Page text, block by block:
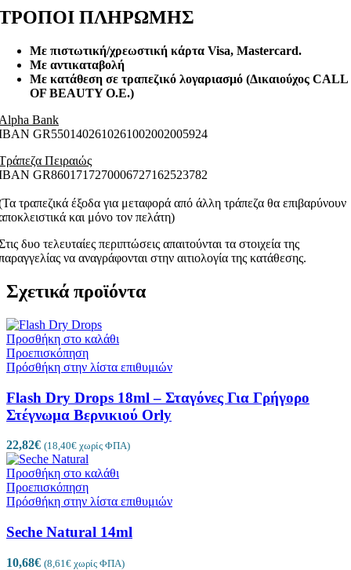
ΠΛΗΡΩΜΗΣ
Με πιστωτική/χρεωστική κάρτα Visa, Mastercard.
Με αντικαταβολή
Με κατάθεση σε τραπεζικό λογαριασμό (Δικαιούχος CALL
OF BEAUTY O.E.)
Bank
GR5501402610261002002005924
Πειραιώς
GR8601717270006727162523782
τραπεζικά έξοδα για μεταφορά από άλλη τράπεζα θα επιβαρύνουν
και μόνο τον πελάτη)
δυο τελευταίες περιπτώσεις απαιτούνται τα στοιχεία της
να αναγράφονται στην αιτιολογία της κατάθεσης.
Σχετικά προϊόντα
Προσθήκη στο καλάθι
Προεπισκόπηση
Πρόσθήκη στην λίστα επιθυμιών
Flash Dry Drops 18ml – Σταγόνες Για Γρήγορο
Στέγνωμα Βερνικιού Orly
22,82€ (18,40€ χωρίς ΦΠΑ)
Προσθήκη στο καλάθι
Προεπισκόπηση
Πρόσθήκη στην λίστα επιθυμιών
Seche Natural 14ml
10,68€ (8,61 € χωρίς ΦΠΑ)